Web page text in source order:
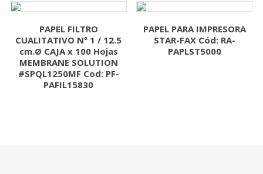
PAPEL FILTRO
CUALITATIVO Nº 1 / 12.5
cm.Ø CAJA x 100 Hojas
MEMBRANE SOLUTION
#SPQL1250MF Cod: PF-
PAFIL15830
PAPEL PARA IMPRESORA
STAR-FAX Cód: RA-
PAPLST5000